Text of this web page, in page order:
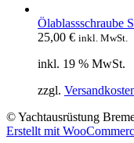
Ölablassschraube
25,00 € inkl. MwSt.
inkl. 19 % MwSt.
zzgl.
© Yachtausrüstung
Erstellt mit